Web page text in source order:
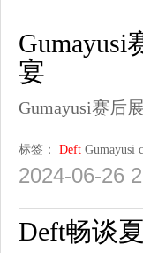
Gumayusi
宴
Gumayusi赛后
标签： Deft Gumayusi
2024-06-26
Deft畅谈